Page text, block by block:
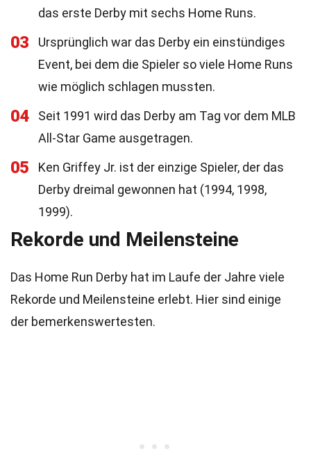
das erste Derby mit sechs Home Runs.
03
Ursprünglich war das Derby ein einstündiges
Event, bei dem die Spieler so viele Home Runs
wie möglich schlagen mussten.
04
Seit 1991 wird das Derby am Tag vor dem MLB
All-Star Game ausgetragen.
05
Ken Griffey Jr. ist der einzige Spieler, der das
Derby dreimal gewonnen hat (1994, 1998,
1999).
Rekorde und Meilensteine
Das Home Run Derby hat im Laufe der Jahre viele
Rekorde und Meilensteine erlebt. Hier sind einige
der bemerkenswertesten.